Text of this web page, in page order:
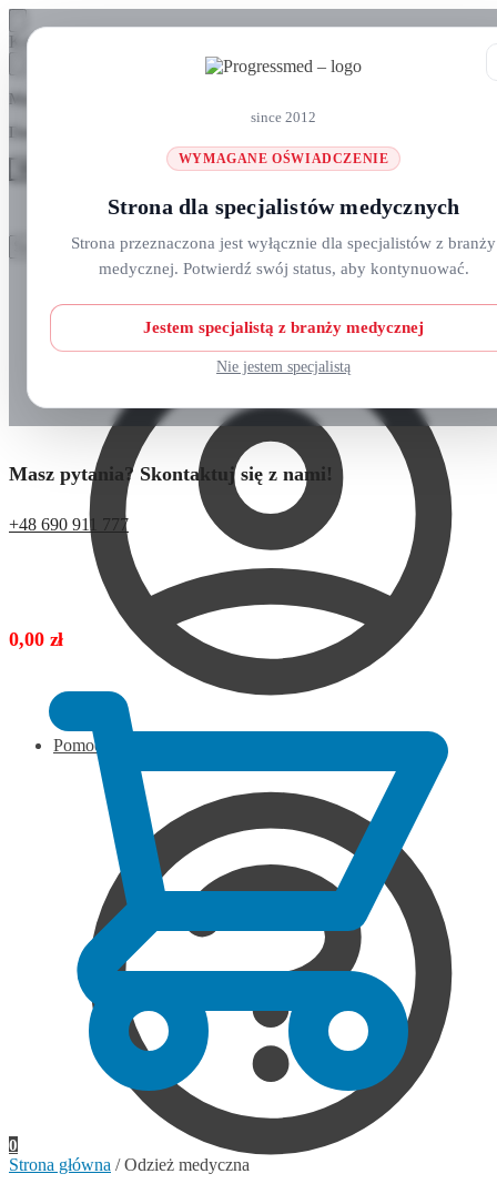
since 2012
WYMAGANE OŚWIADCZENIE
Strona dla specjalistów medycznych
Strona przeznaczona jest wyłącznie dla specjalistów z branży
medycznej. Potwierdź swój status, aby kontynuować.
Jestem specjalistą z branży medycznej
Nie jestem specjalistą
Skip
navigation
Skip
content
Koszyk
Masz pytania? Zadzwoń do nas: +48 690 911 777
Szukaj
Pomoc
Szukaj
O nas
Kursy i wydarzenia
Masz pytania? Skontaktuj się z nami!
+48 690 911 777
0,00 zł
0
Strona główna /Odzież medyczna